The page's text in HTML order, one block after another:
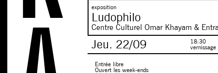
exposition
Ludophilo
Centre Culturel Omar Khayam &
Jeu. 22/09
18:30
vernissage
Entrée libre
Ouvert les week-ends